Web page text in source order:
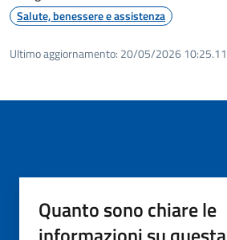
Salute, benessere e assistenza
Ultimo aggiornamento: 20/05/2026 10:25.11
Quanto sono chiare le